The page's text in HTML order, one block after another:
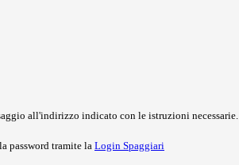
all'indirizzo indicato con le istruzioni necessarie.
password tramite la Login Spaggiari